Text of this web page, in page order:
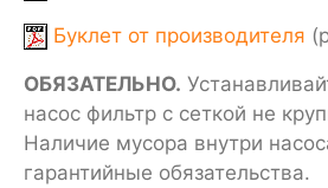
Буклет от производителя
ОБЯЗАТЕЛЬНО.
насос фильтр с сеткой не
Наличие мусора внутри
гарантийные обязательства.